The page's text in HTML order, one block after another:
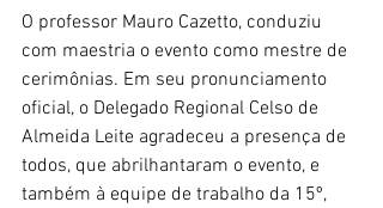
O professor Mauro Cazetto, conduziu
com maestria o evento como mestre de
cerimônias. Em seu pronunciamento
oficial, o Delegado Regional Celso de
Almeida Leite agradeceu a presença de
todos, que abrilhantaram o evento, e
também à equipe de trabalho da 15º,